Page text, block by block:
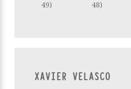
49)
48)
XAVIER VELASCO